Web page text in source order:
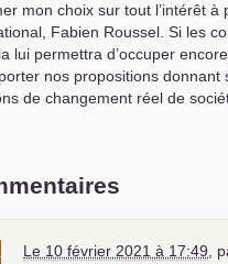
mon choix sur tout l’intérêt à
Fabien Roussel. Si les
lui permettra d’occuper
nos propositions donnant
de changement réel de
Le 10 février 2021 à 17:49